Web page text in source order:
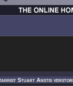
Stuart Anstis